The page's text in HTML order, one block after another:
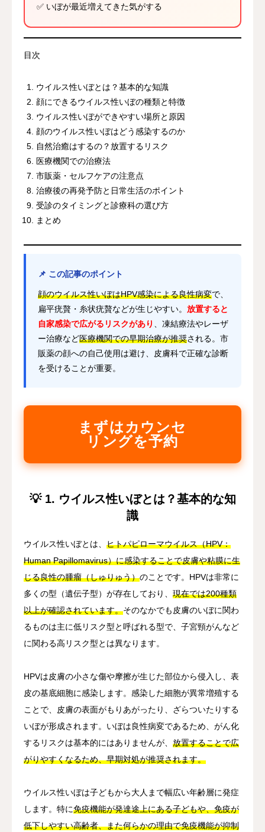
✅ いぼが最近増えてきた気がする
目次
ウイルス性いぼとは？基本的な知識
顔にできるウイルス性いぼの種類と特徴
ウイルス性いぼができやすい場所と原因
顔のウイルス性いぼはどう感染するのか
自然治癒はするの？放置するリスク
医療機関での治療法
市販薬・セルフケアの注意点
治療後の再発予防と日常生活のポイント
受診のタイミングと診療科の選び方
まとめ
📌 この記事のポイント
顔のウイルス性いぼはHPV感染による良性病変で、
扁平疣贅・糸状疣贅などが生じやすい。 放置すると
自家感染で広がるリスクがあり
、凍結療法やレーザ
ー治療など医療機関での早期治療が推奨される。市
販薬の顔への自己使用は避け、皮膚科で正確な診断
を受けることが重要。
まずはカウンセ
リングを予約
💡 1. ウイルス性いぼとは？基本的な知
識
ウイルス性いぼとは、 ヒトパピローマウイルス（HPV：
Human Papillomavirus）に感染することで皮膚や粘膜に生
じる良性の腫瘤（しゅりゅう）のことです。HPVは非常に
多くの型（遺伝子型）が存在しており、 現在では200種類
以上が確認されています。そのなかでも皮膚のいぼに関わ
るものは主に低リスク型と呼ばれる型で、子宮頸がんなど
に関わる高リスク型とは異なります。
HPVは皮膚の小さな傷や摩擦が生じた部位から侵入し、表
皮の基底細胞に感染します。感染した細胞が異常増殖する
ことで、皮膚の表面がもりあがったり、ざらついたりする
いぼが形成されます。いぼは良性病変であるため、がん化
するリスクは基本的にはありませんが、 放置することで広
がりやすくなるため、早期対処が推奨されます。
ウイルス性いぼは子どもから大人まで幅広い年齢層に発症
します。特に免疫機能が発達途上にある子どもや、免疫が
低下しやすい高齢者、また何らかの理由で免疫機能が抑制